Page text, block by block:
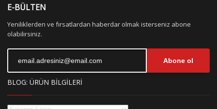
E-BÜLTEN
Yeniliklerden ve fırsatlardan haberdar olmak isterseniz abone
olabilirsiniz.
Abone ol
BLOG: ÜRÜN BİLGİLERİ